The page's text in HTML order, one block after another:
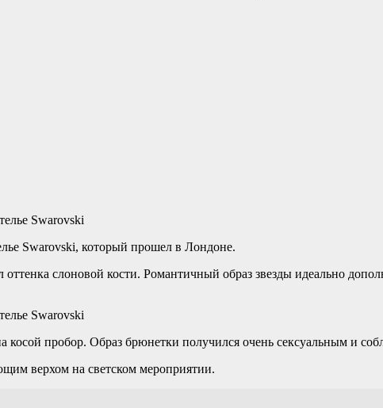
Swarovski, который прошел в Лондоне.
оттенка слоновой кости. Романтичный образ звезды идеально
пробор. Образ брюнетки получился очень сексуальным и
верхом на светском мероприятии.